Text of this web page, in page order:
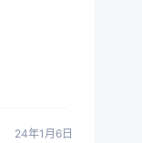
24年1月6日